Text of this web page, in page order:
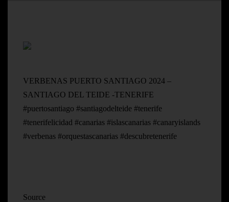
VERBENAS PUERTO SANTIAGO 2024 –
SANTIAGO DEL TEIDE -TENERIFE
#puertosantiago #santiagodelteide #tenerife
#tenerifelicidad #canarias #islascanarias #canaryislands
#verbenas #orquestascanarias #descubretenerife
Source